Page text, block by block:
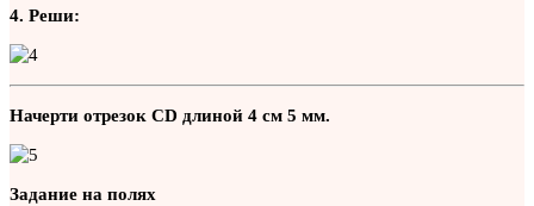
4. Реши:
Начерти отрезок CD длиной 4 см 5 мм.
Задание на полях